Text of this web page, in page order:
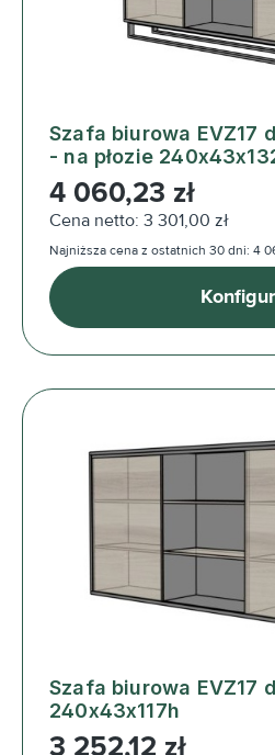
Szafa biurowa EVZ17
- na płozie
Cena regularna:
4 060,23 zł
Cena netto: 3 301,00 zł
Najniższa cena z ostatnich 30 dni: 4
Szafa biurowa EVZ17
240x43x117h
Cena regularna:
3 252,12 zł